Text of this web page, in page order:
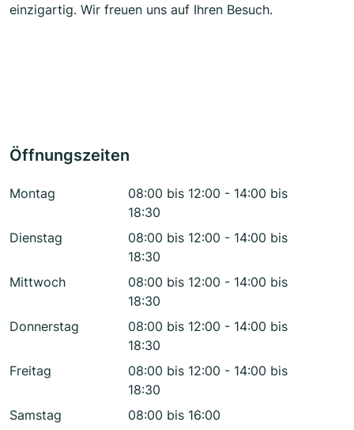
einzigartig. Wir freuen uns auf Ihren Besuch.
Öffnungszeiten
Montag
08:00 bis 12:00 - 14:00 bis
18:30
Dienstag
08:00 bis 12:00 - 14:00 bis
18:30
Mittwoch
08:00 bis 12:00 - 14:00 bis
18:30
Donnerstag
08:00 bis 12:00 - 14:00 bis
18:30
Freitag
08:00 bis 12:00 - 14:00 bis
18:30
Samstag
08:00 bis 16:00